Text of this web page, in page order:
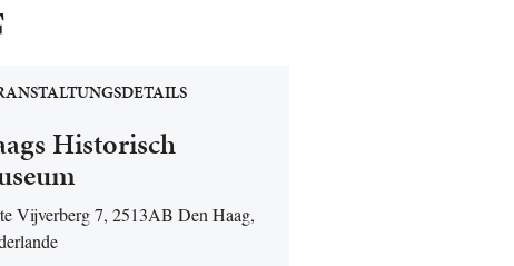
Historisch
Vijverberg 7, 2513AB Den Haag,